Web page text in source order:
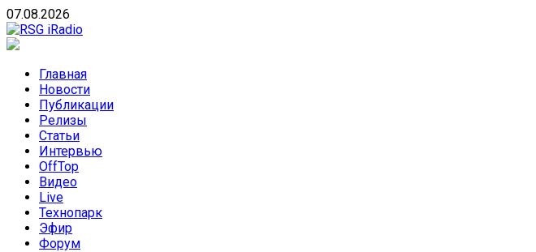
Skip
to
content
07.08.2026
Главная
Новости
Публикации
Релизы
Статьи
Интервью
OffTop
Видео
Live
Технопарк
Эфир
Форум